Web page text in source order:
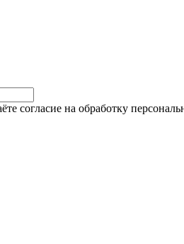
согласие на обработку